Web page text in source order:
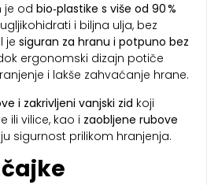
je od bio‑plastike s više od 90 %
i biljna ulja, bez
je siguran za hranu i potpuno bez
ergonomski dizajn potiče
i lakše zahvaćanje hrane.
i zakrivljeni vanjski zid koji
ili vilice, kao i zaobljene rubove
sigurnost prilikom hranjenja.